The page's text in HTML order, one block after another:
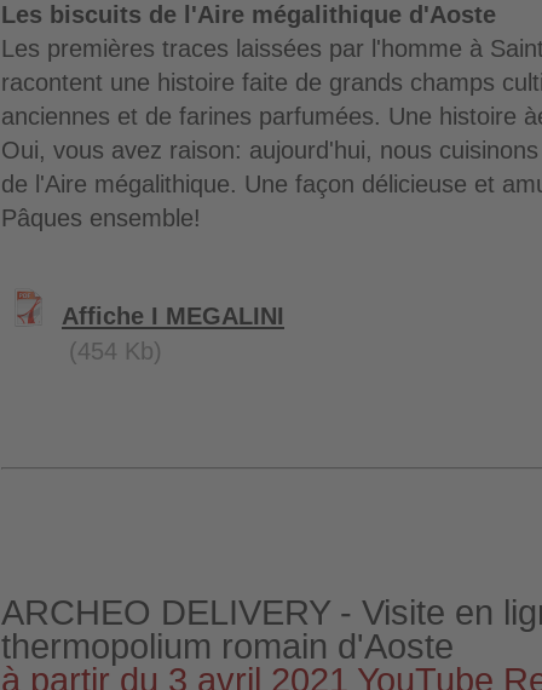
Les biscuits de l'Aire mégalithique d'Aoste
Les premières traces laissées par l'homme à
racontent une histoire faite de grands champs
anciennes et de farines parfumées. Une histoire
Oui, vous avez raison: aujourd'hui, nous
de l'Aire mégalithique. Une façon délicieuse et
Pâques ensemble!
Affiche I MEGALINI
(454 Kb)
ARCHEO DELIVERY - Visite en
thermopolium romain d'Aoste
à partir du 3 avril 2021 YouTube